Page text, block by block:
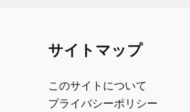
サイトマップ
このサイトについて
プライバシーポリシー